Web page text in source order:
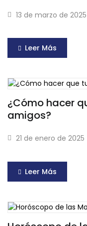
13 de marzo de 2025
Leer Más
¿Cómo hacer
amigos?
21 de enero de 2025
Leer Más